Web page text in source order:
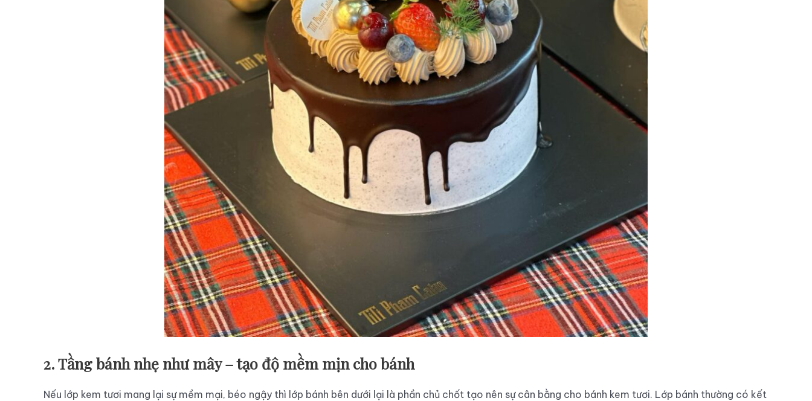
2. Tầng bánh nhẹ như mây – tạo độ mềm mịn cho bánh
Nếu lớp kem tươi mang lại sự mềm mại, béo ngậy thì lớp bánh bên dưới lại là phần chủ chốt tạo nên sự cân bằng cho bánh kem tươi. Lớp bánh thường có kết